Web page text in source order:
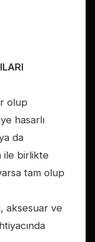
olup
hasarlı
da
ile birlikte
tam olup
aksesuar ve